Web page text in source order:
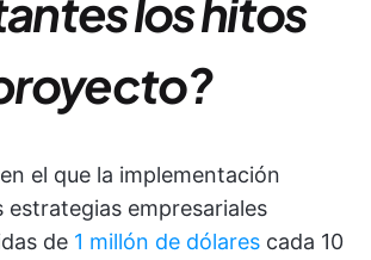
el que la implementación
estrategias empresariales
de 1 millón de dólares cada 10